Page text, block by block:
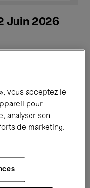
Juin 2026
vous acceptez le
pour
analyser son
de marketing.